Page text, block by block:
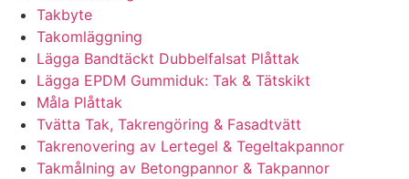
Takbyte
Takomläggning
Lägga Bandtäckt Dubbelfalsat Plåttak
Lägga EPDM Gummiduk: Tak & Tätskikt
Måla Plåttak
Tvätta Tak, Takrengöring & Fasadtvätt
Takrenovering av Lertegel & Tegeltakpannor
Takmålning av Betongpannor & Takpannor